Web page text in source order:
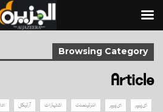
Browsing Category
Article
آرٹیکل اشتہارات انٹرٹینمنٹ ای پیپر
ای پیپر